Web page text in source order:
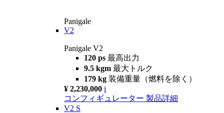
Panigale
V2
Panigale V2
120 ps 最高出力
9.5 kgm 最大トルク
179 kg 装備重量（燃料を除く）
¥ 2,230,000 i
コンフィギュレーター 製品詳細
V2 S